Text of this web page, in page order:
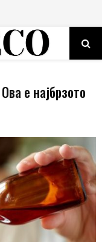
е најбрзото